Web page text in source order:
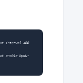
interval 400
enable bpdu-